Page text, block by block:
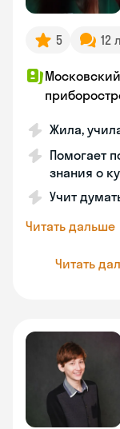
5 12
Жила,
Помогает
знания о
Учит
Читать дальше
Читать